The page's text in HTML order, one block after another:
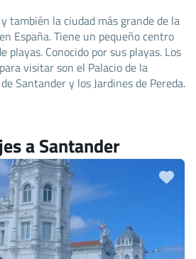
también la ciudad más grande de la
España. Tiene un pequeño centro
playas. Conocido por sus playas. Los
visitar son el Palacio de la
Santander y los Jardines de Pereda.
a Santander